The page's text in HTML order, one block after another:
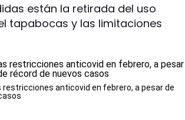
están la retirada del uso
tapabocas y las limitaciones
restricciones anticovid en febrero, a pesar de